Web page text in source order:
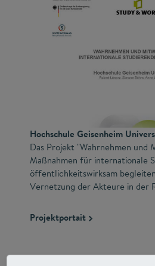
Hochschule Geisenheim
Das Projekt "Wahrnehmen und
Maßnahmen für internationale
öffentlichkeitswirksam
Vernetzung der Akteure in der
Projektportait